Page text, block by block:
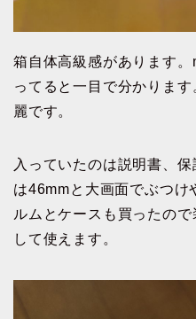
箱自体高級感があります
ってると一目で分かりま
麗です。
入っていたのは説明書、
は46mmと大画面でぶつけ
ルムとケースも買ったの
して使えます。